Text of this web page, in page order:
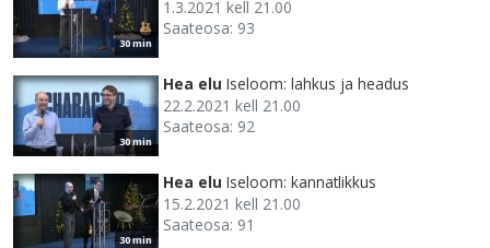
30 min
1.3.2021 kell 21.00
Saateosa: 93
30 min
Hea elu Iseloom: lahkus ja headus
22.2.2021 kell 21.00
Saateosa: 92
30 min
Hea elu Iseloom: kannatlikkus
15.2.2021 kell 21.00
Saateosa: 91